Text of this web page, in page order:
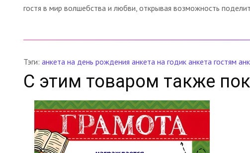
гостя в мир волшебства и любви, открывая возможность
Тэги: анкета на день рождения анкета на годик анкета гостям
С этим товаром также